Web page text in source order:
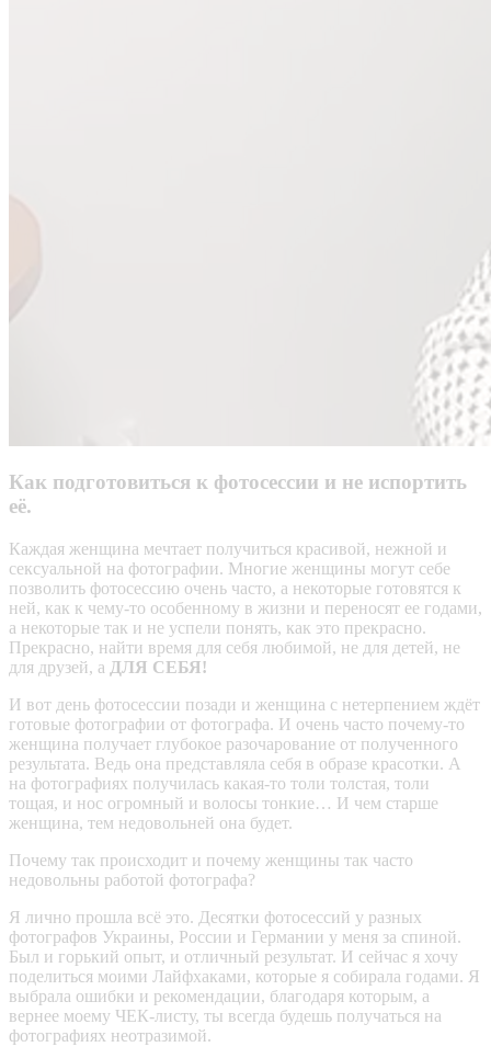
Как подготовиться к фотосессии и не испортить
её.
Каждая женщина мечтает получиться красивой, нежной и
сексуальной на фотографии. Многие женщины могут себе
позволить фотосессию очень часто, а некоторые готовятся к
ней, как к чему-то особенному в жизни и переносят ее годами,
а некоторые так и не успели понять, как это прекрасно.
Прекрасно, найти время для себя любимой, не для детей, не
для друзей, а ДЛЯ СЕБЯ!
И вот день фотосессии позади и женщина с нетерпением ждёт
готовые фотографии от фотографа. И очень часто почему-то
женщина получает глубокое разочарование от полученного
результата. Ведь она представляла себя в образе красотки. А
на фотографиях получилась какая-то толи толстая, толи
тощая, и нос огромный и волосы тонкие… И чем старше
женщина, тем недовольней она будет.
Почему так происходит и почему женщины так часто
недовольны работой фотографа?
Я лично прошла всё это. Десятки фотосессий у разных
фотографов Украины, России и Германии у меня за спиной.
Был и горький опыт, и отличный результат. И сейчас я хочу
поделиться моими Лайфхаками, которые я собирала годами. Я
выбрала ошибки и рекомендации, благодаря которым, а
вернее моему ЧЕК-листу, ты всегда будешь получаться на
фотографиях неотразимой.